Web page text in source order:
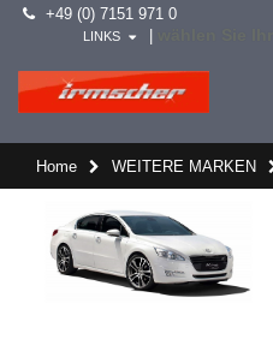
+49 (0) 7151 971 0
LINKS
Home WEITERE MARKEN